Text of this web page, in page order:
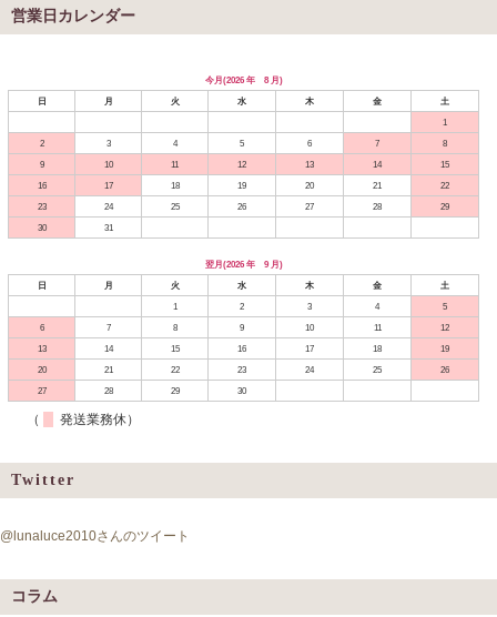
営業日カレンダー
今月(2026 年 8 月)
日
月 火 水 木 金
土
1
2
3 4 5 6 7
8
9
10 11 12 13 14
15
16
17 18 19 20 21
22
23
24 25 26 27 28
29
30
31
翌月(2026 年 9 月)
日
月 火 水 木 金
土
1
2 3 4
5
6
7 8 9 10 11
12
13
14 15 16 17 18
19
20
21 22 23 24 25
26
27
28 29 30
（ 発送業務休）
Twitter
@lunaluce2010さんのツイート
コラム